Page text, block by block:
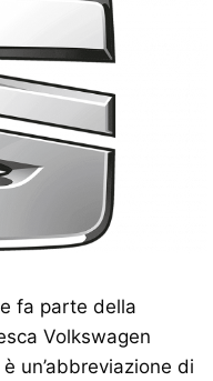
fa parte della
Volkswagen
un’abbreviazione di